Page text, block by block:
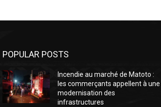
POPULAR POSTS
Incendie au marché de Matoto :
les commerçants appellent à une
modernisation des
infrastructures